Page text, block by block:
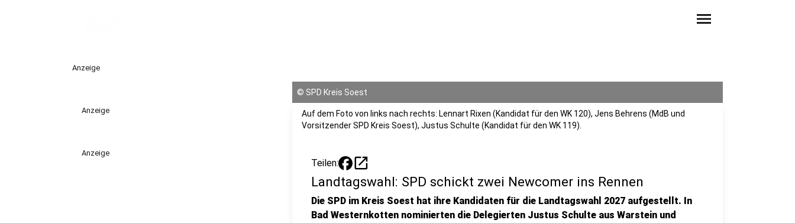
menu
Anzeige
Anzeige
Anzeige
© SPD Kreis Soest
Auf dem Foto von links nach rechts: Lennart Rixen (Kandidat für den WK 120), Jens Behrens (MdB und
Vorsitzender SPD Kreis Soest), Justus Schulte (Kandidat für den WK 119).
Teilen: open_in_new
Landtagswahl: SPD schickt zwei Newcomer ins Rennen
Die SPD im Kreis Soest hat ihre Kandidaten für die Landtagswahl 2027 aufgestellt. In
Bad Westernkotten nominierten die Delegierten Justus Schulte aus Warstein und